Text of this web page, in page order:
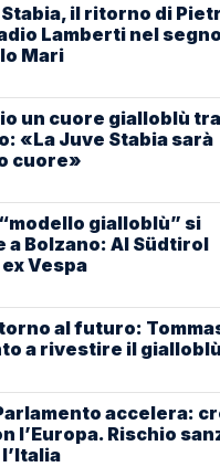
Stabia, il ritorno di
Lamberti nel
Mari
un cuore gialloblù tra
«La Juve Stabia sarà
cuore»
gialloblù” si
a Bolzano: Al Südtirol
Vespa
al futuro:
a rivestire il
accelera:
l’Europa. Rischio